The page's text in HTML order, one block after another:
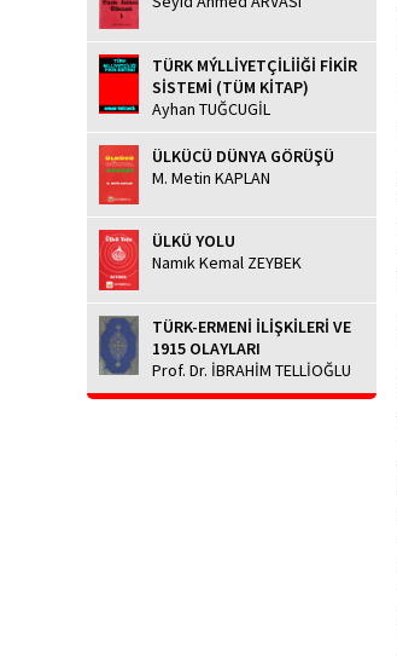
TÜRK MÝLLİYETÇİLİİĞİ FİKİR
SİSTEMİ (TÜM KİTAP)
Ayhan TUĞCUGİL
ÜLKÜCÜ DÜNYA GÖRÜŞÜ
M. Metin KAPLAN
ÜLKÜ YOLU
Namık Kemal ZEYBEK
TÜRK-ERMENİ İLİŞKİLERİ VE
1915 OLAYLARI
Prof. Dr. İBRAHİM TELLİOĞLU